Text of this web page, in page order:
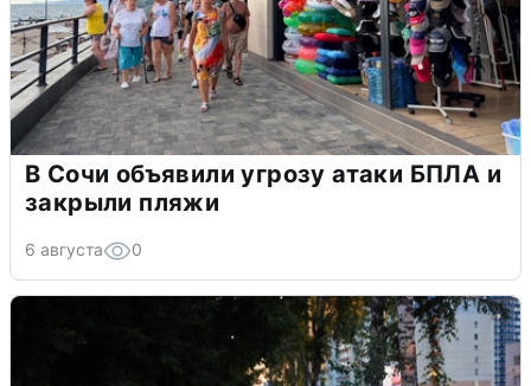
В Сочи объявили угрозу атаки БПЛА и
закрыли пляжи
6 августа 0